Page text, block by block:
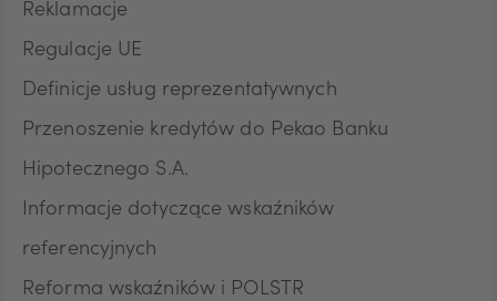
Reklamacje
Regulacje UE
Definicje usług reprezentatywnych
Przenoszenie kredytów do Pekao Banku
Hipotecznego S.A.
Informacje dotyczące wskaźników
referencyjnych
Reforma wskaźników i POLSTR